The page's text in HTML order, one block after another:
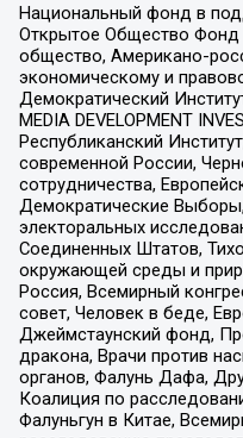
Национальный фонд в
Открытое Общество Фонд
общество, Американо-
экономическому и
Демократический
MEDIA DEVELOPMENT
Республиканский
современной России,
сотрудничества,
Демократические
электоральных
Соединенных Штатов,
окружающей среды и
Россия, Всемирный
совет, Человек в беде,
Джеймстаунский фонд,
дракона, Врачи против
органов, Фалунь Дафа,
Коалиция по
Фалуньгун в Китае,